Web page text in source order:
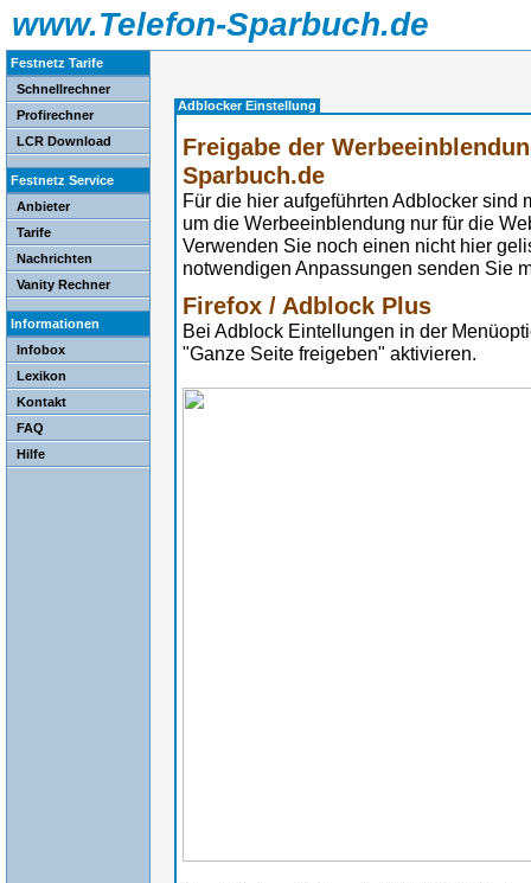
www.Telefon-Sparbuch.de
Festnetz Tarife
Schnellrechner
Profirechner
LCR Download
Festnetz Service
Anbieter
Tarife
Nachrichten
Vanity Rechner
Informationen
Infobox
Lexikon
Kontakt
FAQ
Hilfe
Adblocker Einstellung
Freigabe der
Sparbuch.de
Für die hier aufgeführten Adblocker sind
um die Werbeeinblendung nur für die
Verwenden Sie noch einen nicht hier
notwendigen Anpassungen senden Sie
Firefox / Adblock Plus
Bei Adblock Eintellungen in der
"Ganze Seite freigeben" aktivieren.